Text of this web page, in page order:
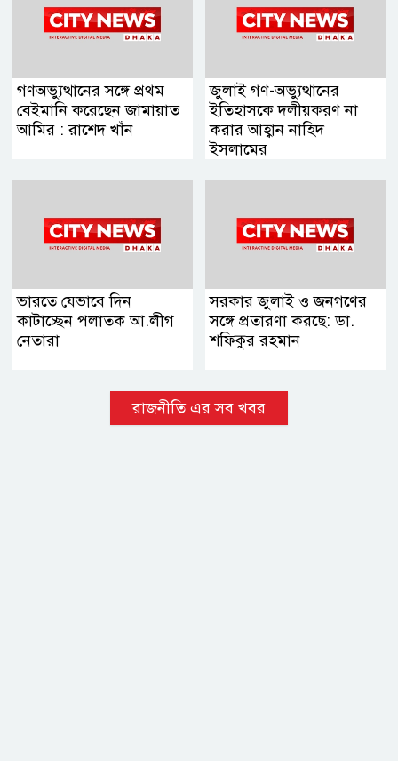
গণঅভ্যুত্থানের সঙ্গে প্রথম
বেইমানি করেছেন জামায়াত
আমির : রাশেদ খাঁন
জুলাই গণ-অভ্যুত্থানের
ইতিহাসকে দলীয়করণ না
করার আহ্বান নাহিদ
ইসলামের
ভারতে যেভাবে দিন
কাটাচ্ছেন পলাতক আ.লীগ
নেতারা
সরকার জুলাই ও জনগণের
সঙ্গে প্রতারণা করছে: ডা.
শফিকুর রহমান
রাজনীতি এর সব খবর